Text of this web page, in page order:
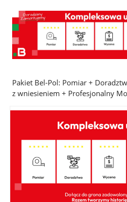
Pakiet Bel-Pol: Pomiar +
z wniesieniem + Profesjonalny